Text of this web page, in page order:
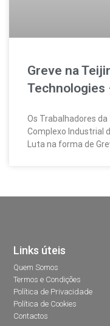
Greve na
Technologies
Os Trabalhadores
Complexo Industrial
Luta na forma de
Links úteis
Quem Somos
Termos e Condições
Política de Privacidade
Política de Cookies
Contactos